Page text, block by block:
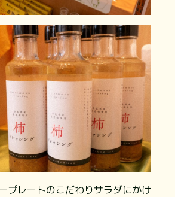
プレートのこだわりサラダにかけ